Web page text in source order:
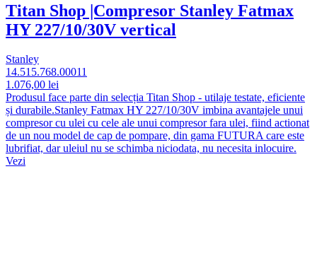
Titan Shop |Compresor Stanley Fatmax
HY 227/10/30V vertical
Stanley
14.515.768.00011
1.076,00 lei
Produsul face parte din selecția Titan Shop - utilaje testate, eficiente
și durabile.Stanley Fatmax HY 227/10/30V imbina avantajele unui
compresor cu ulei cu cele ale unui compresor fara ulei, fiind actionat
de un nou model de cap de pompare, din gama FUTURA care este
lubrifiat, dar uleiul nu se schimba niciodata, nu necesita inlocuire.
Vezi